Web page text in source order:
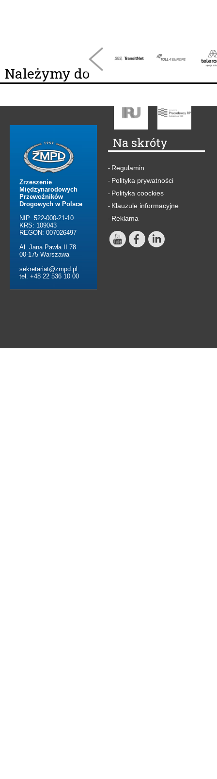
Należymy do
Zrzeszenie
Międzynarodowych
Przewoźników
Drogowych w Polsce
NIP: 522-000-21-10
KRS: 109043
REGON: 007026497
Al. Jana Pawła II 78
00-175 Warszawa
sekretariat@zmpd.pl
tel. +48 22 536 10 00
Na skróty
- Regulamin
- Polityka prywatności
- Polityka coockies
- Klauzule informacyjne
- Reklama